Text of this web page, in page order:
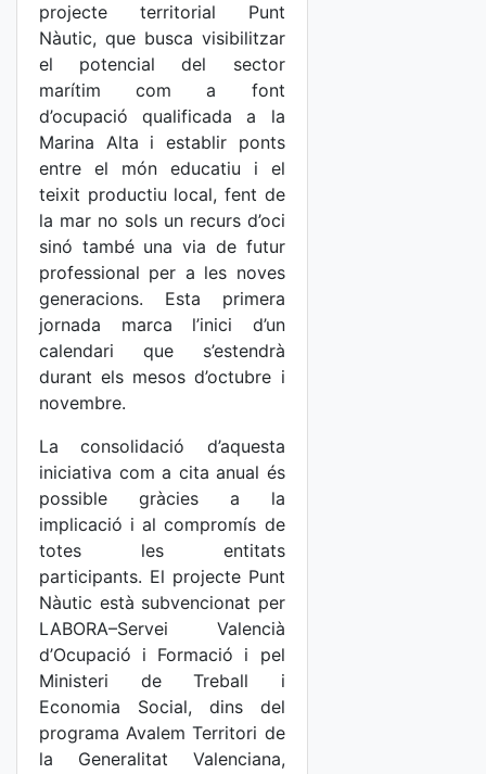
projecte territorial Punt
Nàutic, que busca visibilitzar
el potencial del sector
marítim com a font
d’ocupació qualificada a la
Marina Alta i establir ponts
entre el món educatiu i el
teixit productiu local, fent de
la mar no sols un recurs d’oci
sinó també una via de futur
professional per a les noves
generacions. Esta primera
jornada marca l’inici d’un
calendari que s’estendrà
durant els mesos d’octubre i
novembre.
La consolidació d’aquesta
iniciativa com a cita anual és
possible gràcies a la
implicació i al compromís de
totes les entitats
participants. El projecte Punt
Nàutic està subvencionat per
LABORA–Servei Valencià
d’Ocupació i Formació i pel
Ministeri de Treball i
Economia Social, dins del
programa Avalem Territori de
la Generalitat Valenciana,